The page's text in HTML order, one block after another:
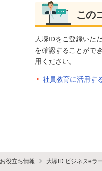
この
大塚IDをご登録いた
を確認することがで
用ください。
社員教育に活用す
お役立ち情報 大塚ID ビジネスeラ